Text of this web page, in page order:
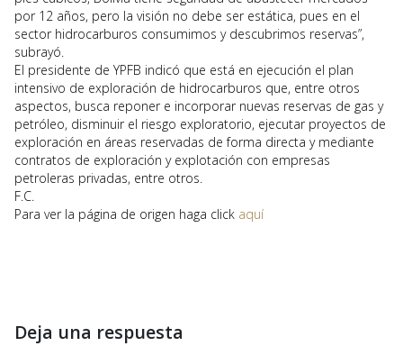
por 12 años, pero la visión no debe ser estática, pues en el
sector hidrocarburos consumimos y descubrimos reservas”,
subrayó.
El presidente de YPFB indicó que está en ejecución el plan
intensivo de exploración de hidrocarburos que, entre otros
aspectos, busca reponer e incorporar nuevas reservas de gas y
petróleo, disminuir el riesgo exploratorio, ejecutar proyectos de
exploración en áreas reservadas de forma directa y mediante
contratos de exploración y explotación con empresas
petroleras privadas, entre otros.
F.C.
Para ver la página de origen haga click aquí
Deja una respuesta